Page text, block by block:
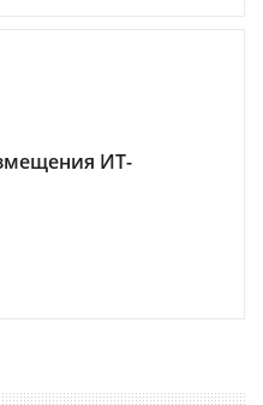
ИТ-